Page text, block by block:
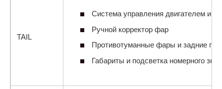
TAIL
Система управления двигателем и
Ручной корректор фар
Противотуманные фары и задние
Габариты и подсветка номерного